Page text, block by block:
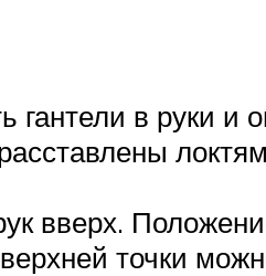
в руки и
вверх.
точки